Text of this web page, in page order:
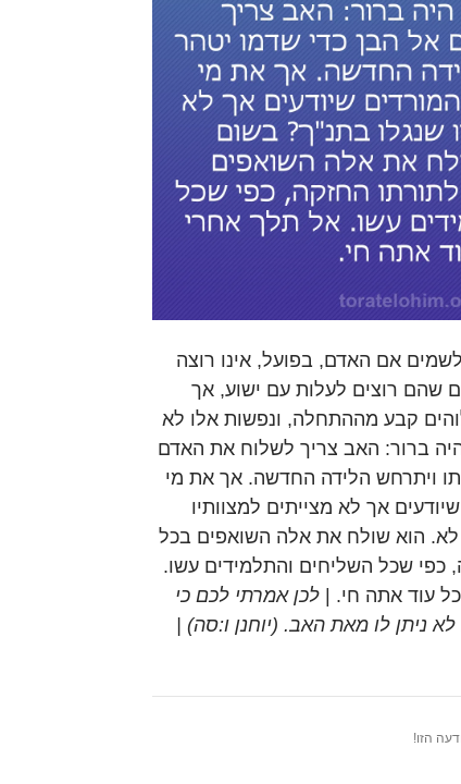
אם האדם, בפועל, אינו רוצה
שהם רוצים לעלות עם ישוע, אך
קבע מההתחלה, ונפשות אלו לא
ברור: האב צריך לשלוח את האדם
ויתרחש הלידה החדשה. אך את מי
אך לא מצייתים למצוותיו
לא. הוא שולח את אלה השואפים בכל
כפי שכל השליחים והתלמידים עשו.
עוד אתה חי. | לכן אמרתי לכם כי
ניתן לו מאת האב. (יוחנן ו:סה) |
הזו!